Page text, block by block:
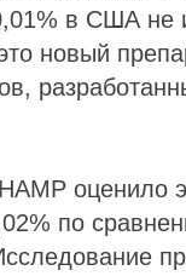
в США не
новый
оценило
по